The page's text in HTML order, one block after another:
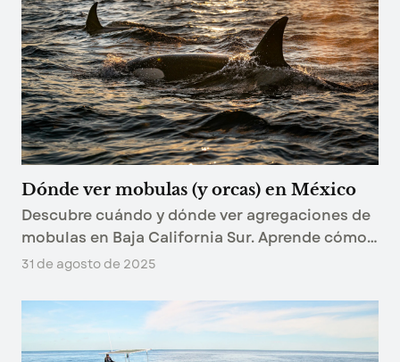
Dónde ver mobulas (y orcas) en México
Descubre cuándo y dónde ver agregaciones de
mobulas en Baja California Sur. Aprende cómo
nadar entre cientos de estas rayas y conoce la
natural.
31 de agosto de 2025